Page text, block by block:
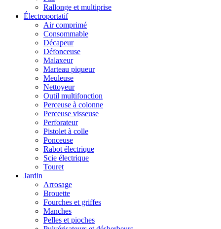
Rallonge et multiprise
Électroportatif
Air comprimé
Consommable
Décapeur
Défonceuse
Malaxeur
Marteau piqueur
Meuleuse
Nettoyeur
Outil multifonction
Perceuse à colonne
Perceuse visseuse
Perforateur
Pistolet à colle
Ponceuse
Rabot électrique
Scie électrique
Touret
Jardin
Arrosage
Brouette
Fourches et griffes
Manches
Pelles et pioches